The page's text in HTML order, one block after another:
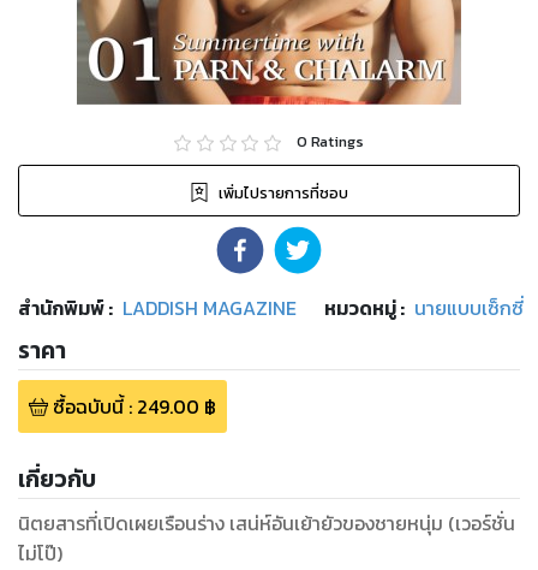
0 Ratings
เพิ่มไปรายการที่ชอบ
สำนักพิมพ์: LADDISH MAGAZINE หมวดหมู่: นายแบบเซ็กซี่
ราคา
ซื้อฉบับนี้: 249.00 ฿
เกี่ยวกับ
นิตยสารที่เปิดเผยเรือนร่าง เสน่ห์อันเย้ายัวของชายหนุ่ม (เวอร์ชั่น
ไม่โป๊)